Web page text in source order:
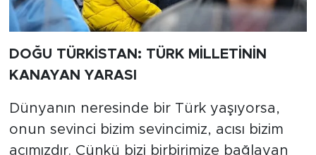
DOĞU TÜRKİSTAN: TÜRK MİLLETİNİN
KANAYAN YARASI
Dünyanın neresinde bir Türk yaşıyorsa,
onun sevinci bizim sevincimiz, acısı bizim
acımızdır. Çünkü bizi birbirimize bağlayan